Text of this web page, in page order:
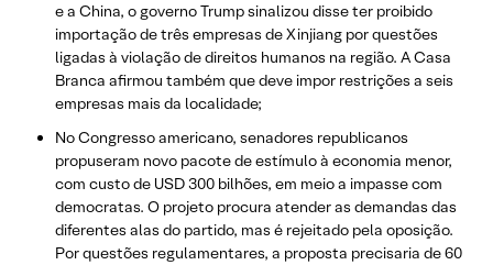
e a China, o governo Trump sinalizou disse ter proibido
importação de três empresas de Xinjiang por questões
ligadas à violação de direitos humanos na região. A Casa
Branca afirmou também que deve impor restrições a seis
empresas mais da localidade;
No Congresso americano, senadores republicanos
propuseram novo pacote de estímulo à economia menor,
com custo de USD 300 bilhões, em meio a impasse com
democratas. O projeto procura atender as demandas das
diferentes alas do partido, mas é rejeitado pela oposição.
Por questões regulamentares, a proposta precisaria de 60